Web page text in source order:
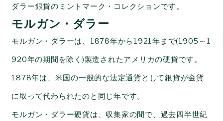
ダラー銀貨のミントマーク・コレクションです。
モルガン・ダラー
モルガン・ダラーは、 1878年から 1921年まで(1905 ～ 1
920年の期間を除く)製造されたアメリカの硬貨です。
1878年は、米国の一般的な法定通貨として銀貨が金貨
に取って代わられたのと同じ年です。
モルガン・ダラー硬貨は、収集家の間で、過去四半世紀